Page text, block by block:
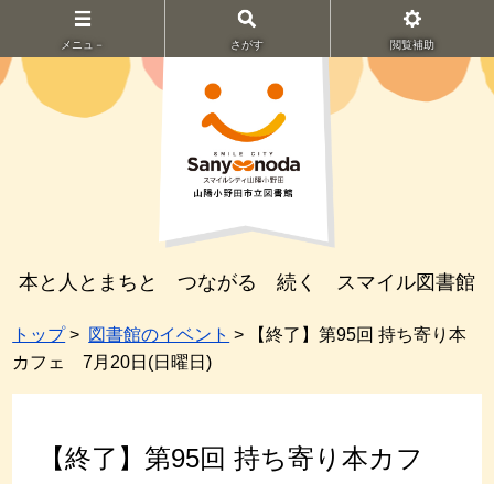
メニュ－ さがす 閲覧補助
本と人とまちと つながる 続く スマイル図書館
トップ> 図書館のイベント > 【終了】第95回 持ち寄り本
カフェ 7月20日(日曜日)
【終了】第95回 持ち寄り本カフ